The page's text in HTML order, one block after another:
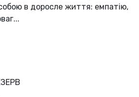
в доросле життя: емпатію,